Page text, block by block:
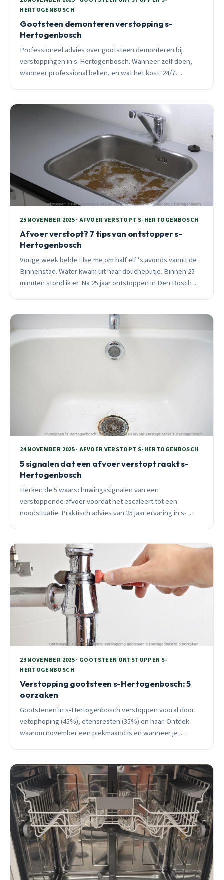
HERTOGENBOSCH
Gootsteen demonteren verstopping s-
Hertogenbosch
Professioneel advies over gootsteen demonteren bij
verstoppingen in s-Hertogenbosch. Wanneer zelf doen,
wanneer professional bellen, en wat het kost. 24/7
25 NOVEMBER 2025 · AFVOER VERSTOPT S-HERTOGENBOSCH
Afvoer verstopt? 7 tips van ontstopper s-
Hertogenbosch
Vorige week belde Else me om half elf ’s avonds vanuit de
Binnenstad. Water kwam uit haar doucheputje. Binnen 25
minuten stond ik er. Na 25 jaar ontstoppen in Den Bosch
24 NOVEMBER 2025 · AFVOER VERSTOPT S-HERTOGENBOSCH
5 signalen dat een afvoer verstopt raakt s-
Hertogenbosch
Herken de 5 waarschuwingssignalen van een
verstoppende afvoer voordat het escaleert tot een
noodsituatie. Praktisch advies van 25 jaar ervaring in s-
23 NOVEMBER 2025 · GOOTSTEEN ONTSTOPPEN S-
HERTOGENBOSCH
Verstopping gootsteen s-Hertogenbosch: 5
oorzaken
Gootstenen in s-Hertogenbosch verstoppen vooral door
vetophoping (45%), etensresten (35%) en haar. Ontdek
waarom november een piekmaand is en wanneer je